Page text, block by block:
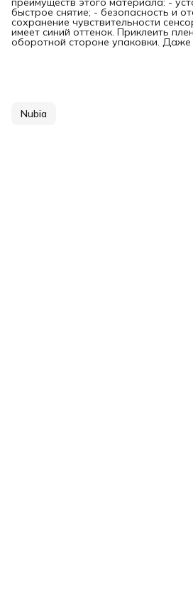
быстрое снятие; - безопасность и
сохранение чувствительности
имеет синий оттенок. Приклеить
оборотной стороне упаковки. Даже
Nubia